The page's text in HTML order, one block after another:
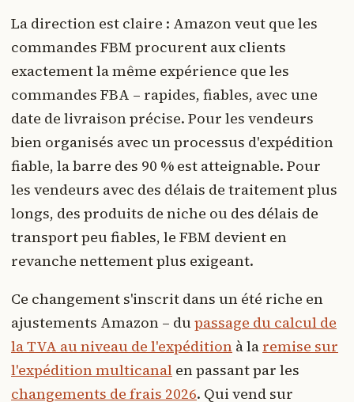
La direction est claire : Amazon veut que les
commandes FBM procurent aux clients
exactement la même expérience que les
commandes FBA – rapides, fiables, avec une
date de livraison précise. Pour les vendeurs
bien organisés avec un processus d'expédition
fiable, la barre des 90 % est atteignable. Pour
les vendeurs avec des délais de traitement plus
longs, des produits de niche ou des délais de
transport peu fiables, le FBM devient en
revanche nettement plus exigeant.
Ce changement s'inscrit dans un été riche en
ajustements Amazon – dupassage du calcul de
la TVA au niveau de l'expédition à la remise sur
l'expédition multicanal en passant par les
changements de frais 2026. Qui vend sur